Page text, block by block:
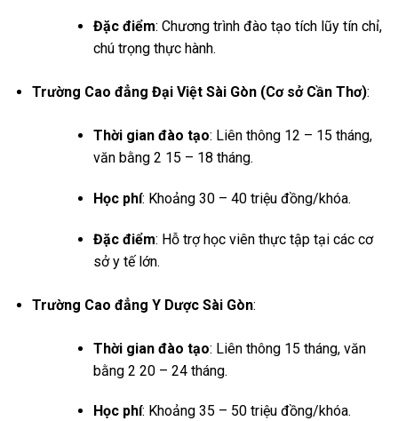
Đặc điểm: Chương trình đào tạo tích lũy tín chỉ,
chú trọng thực hành.
Trường Cao đẳng Đại Việt Sài Gòn (Cơ sở Cần Thơ):
Thời gian đào tạo: Liên thông 12 – 15 tháng,
văn bằng 2 15 – 18 tháng.
Học phí: Khoảng 30 – 40 triệu đồng/khóa.
Đặc điểm: Hỗ trợ học viên thực tập tại các cơ
sở y tế lớn.
Trường Cao đẳng Y Dược Sài Gòn:
Thời gian đào tạo: Liên thông 15 tháng, văn
bằng 2 20 – 24 tháng.
Học phí: Khoảng 35 – 50 triệu đồng/khóa.